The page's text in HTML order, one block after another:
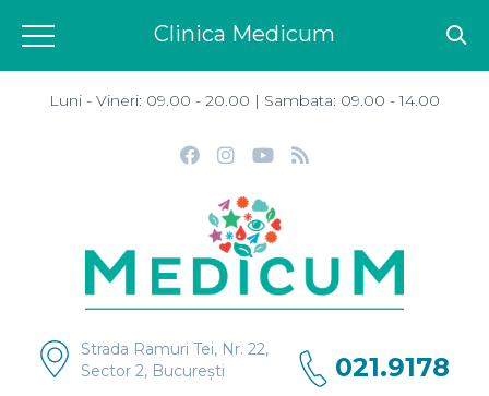
Luni - Vineri: 09.00 - 20.00 | Sambata: 09.00 - 14.00
Strada Ramuri Tei, Nr. 22,
Sector 2, București
021.9178
Clinica Medicum